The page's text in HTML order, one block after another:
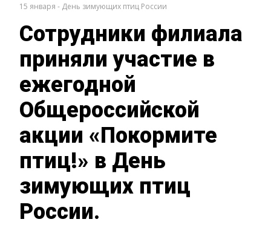
15 января - День зимующих птиц России
Сотрудники филиала
приняли участие в
ежегодной
Общероссийской
акции «Покормите
птиц!» в День
зимующих птиц
России.